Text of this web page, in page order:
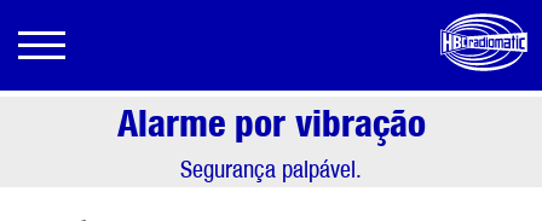
Alarme por vibração
Segurança palpável.